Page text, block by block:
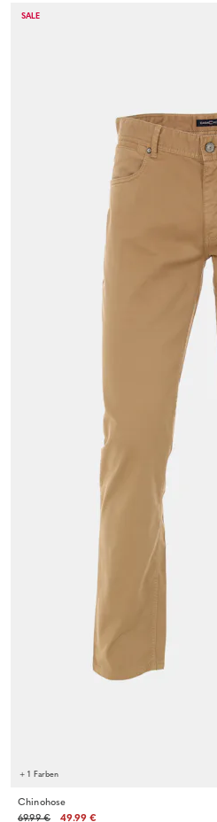
SALE
+ 1 Farben
Chinohose
69.99 €
49.99 €